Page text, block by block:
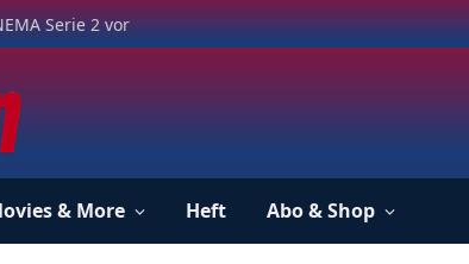
Serie 2 vor
& More Heft Abo & Shop